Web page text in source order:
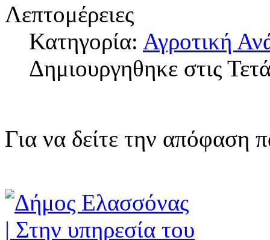
Λεπτομέρειες
Κατηγορία: Αγροτική
Δημιουργηθηκε στις
Για να δείτε την απόφαση